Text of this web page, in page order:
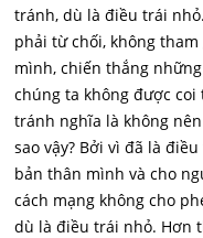
tránh, dù là điều trái
phải từ chối, không
mình, chiến thắng
chúng ta không được
tránh nghĩa là không
sao vậy? Bởi vì đã là
bản thân mình và cho
cách mạng không cho
dù là điều trái nhỏ. Hơn